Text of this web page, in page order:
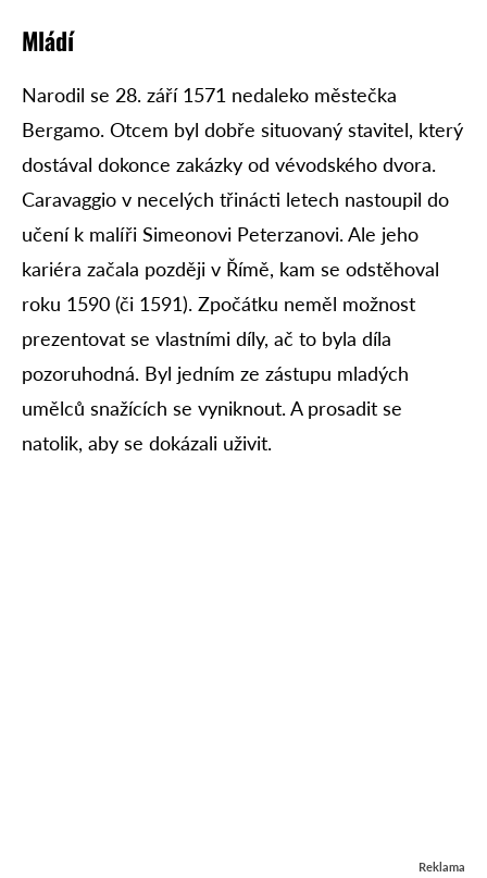
Mládí
Narodil se 28. září 1571 nedaleko městečka
Bergamo. Otcem byl dobře situovaný stavitel, který
dostával dokonce zakázky od vévodského dvora.
Caravaggio v necelých třinácti letech nastoupil do
učení k malíři Simeonovi Peterzanovi. Ale jeho
kariéra začala později v Římě, kam se odstěhoval
roku 1590 (či 1591). Zpočátku neměl možnost
prezentovat se vlastními díly, ač to byla díla
pozoruhodná. Byl jedním ze zástupu mladých
umělců snažících se vyniknout. A prosadit se
natolik, aby se dokázali uživit.
Reklama